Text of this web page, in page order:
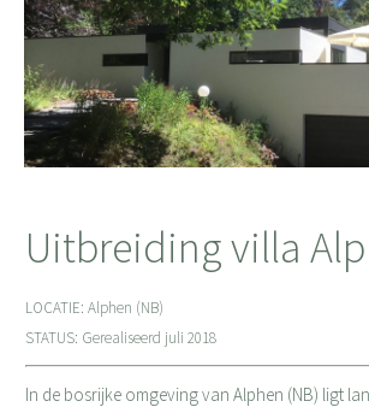
Uitbreiding villa
LOCATIE: Alphen (NB)
STATUS: Gerealiseerd juli 2018
In de bosrijke omgeving van Alphen (NB) ligt